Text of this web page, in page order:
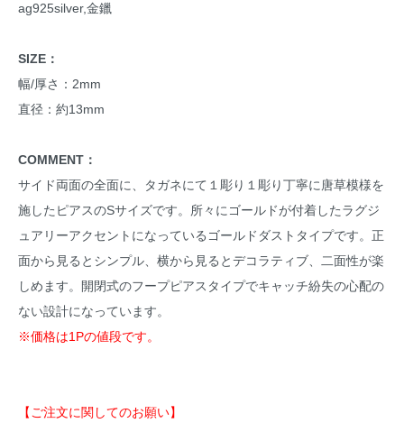
ag925silver,金鑞
SIZE：
幅/厚さ：2mm
直径：約13mm
COMMENT：
サイド両面の全面に、タガネにて１彫り１彫り丁寧に唐草模様を
施したピアスのSサイズです。所々にゴールドが付着したラグジ
ュアリーアクセントになっているゴールドダストタイプです。正
面から見るとシンプル、横から見るとデコラティブ、二面性が楽
しめます。開閉式のフープピアスタイプでキャッチ紛失の心配の
ない設計になっています。
※価格は1Pの値段です。
【ご注文に関してのお願い】